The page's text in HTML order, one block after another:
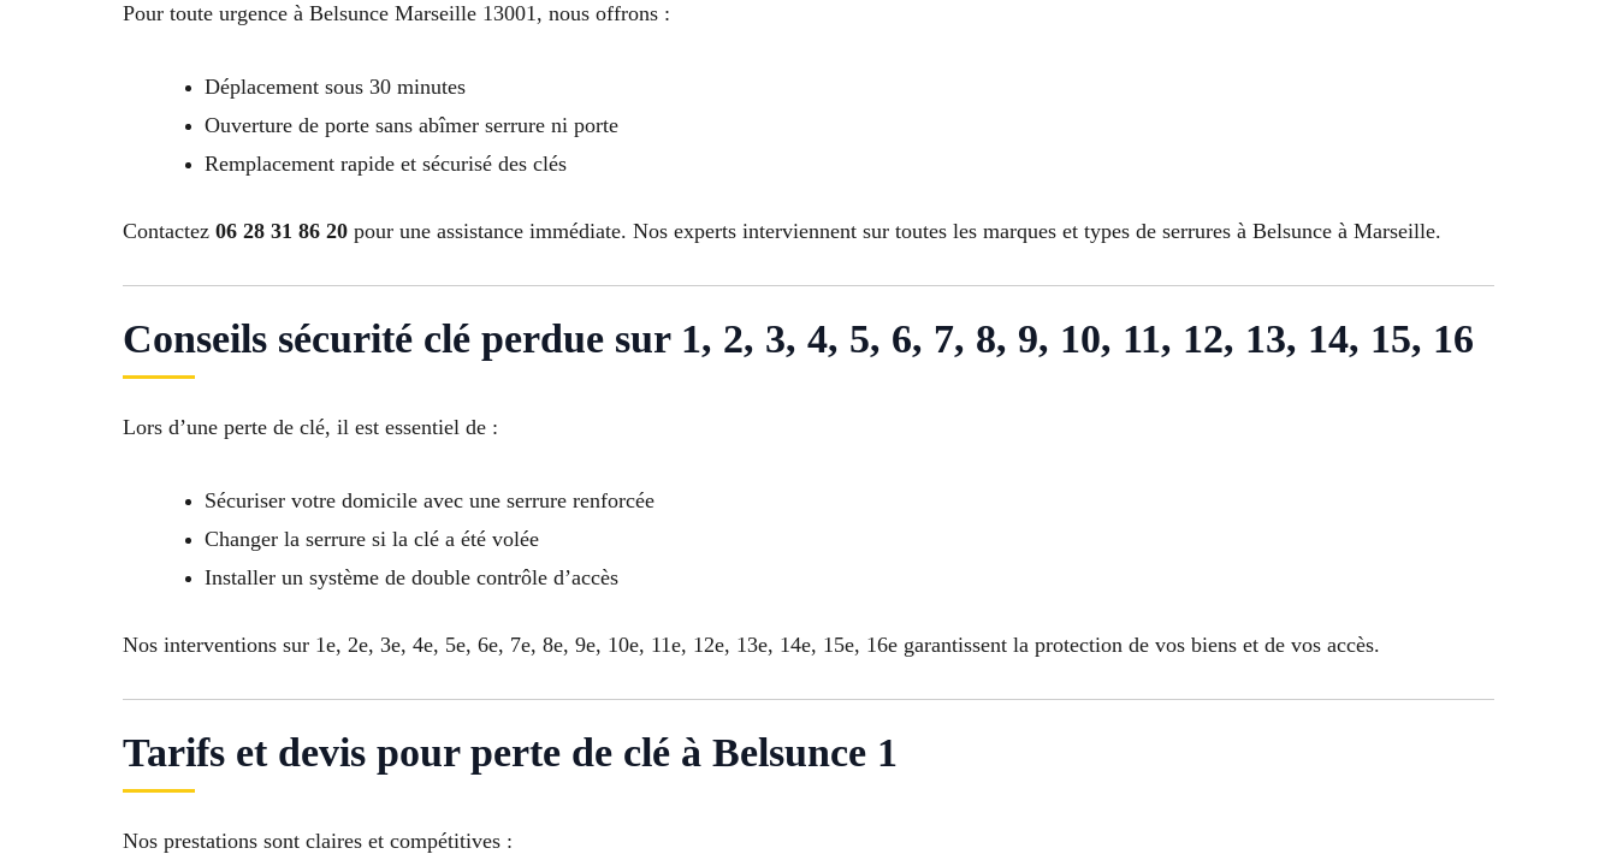
Pour toute urgence à Belsunce Marseille 13001, nous offrons :
Déplacement sous 30 minutes
Ouverture de porte sans abîmer serrure ni porte
Remplacement rapide et sécurisé des clés
Contactez 06 28 31 86 20 pour une assistance immédiate. Nos experts interviennent sur toutes les marques et types de serrures à Belsunce à Marseille.
Conseils sécurité clé perdue sur 1, 2, 3, 4, 5, 6, 7, 8, 9, 10, 11, 12, 13, 14, 15, 16
Lors d’une perte de clé, il est essentiel de :
Sécuriser votre domicile avec une serrure renforcée
Changer la serrure si la clé a été volée
Installer un système de double contrôle d’accès
Nos interventions sur 1e, 2e, 3e, 4e, 5e, 6e, 7e, 8e, 9e, 10e, 11e, 12e, 13e, 14e, 15e, 16e garantissent la protection de vos biens et de vos accès.
Tarifs et devis pour perte de clé à Belsunce 1
Nos prestations sont claires et compétitives :